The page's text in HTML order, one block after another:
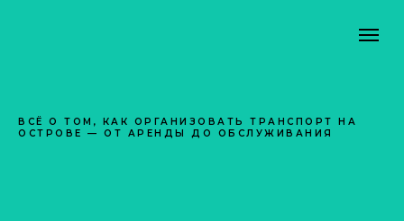
ВСЁ О ТОМ, КАК ОРГАНИЗОВАТЬ ТРАНСПОРТ НА
ОСТРОВЕ — ОТ АРЕНДЫ ДО ОБСЛУЖИВАНИЯ